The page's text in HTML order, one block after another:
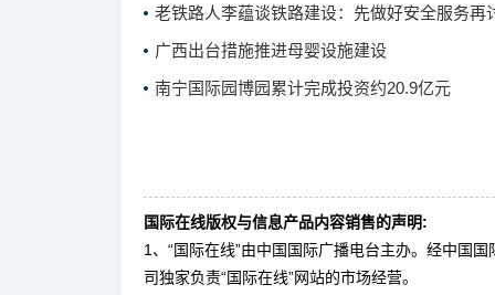
老铁路人李蕴谈铁路建设：先做好安全服务再
广西出台措施推进母婴设施建设
南宁国际园博园累计完成投资约20.9亿元
国际在线版权与信息产品内容销售的声明:
1、“国际在线”由中国国际广播电台主办。经中国
司独家负责“国际在线”网站的市场经营。